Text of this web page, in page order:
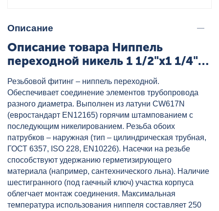
Описание
Описание товара Ниппель
переходной никель 1 1/2"x1 1/4"
VALTEC, артикул: VTr.580.N.0807
Резьбовой фитинг – ниппель переходной.
Обеспечивает соединение элементов трубопровода
разного диаметра. Выполнен из латуни CW617N
(евростандарт EN12165) горячим штампованием с
последующим никелированием. Резьба обоих
патрубков – наружная (тип – цилиндрическая трубная,
ГОСТ 6357, ISO 228, EN10226). Насечки на резьбе
способствуют удержанию герметизирующего
материала (например, сантехнического льна). Наличие
шестигранного (под гаечный ключ) участка корпуса
облегчает монтаж соединения. Максимальная
температура использования ниппеля составляет 250